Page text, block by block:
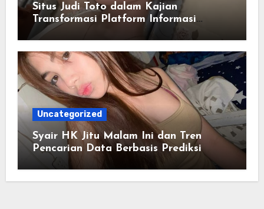
Situs Judi Toto dalam Kajian
Transformasi Platform Informasi
Online
Uncategorized
Syair HK Jitu Malam Ini dan Tren
Pencarian Data Berbasis Prediksi